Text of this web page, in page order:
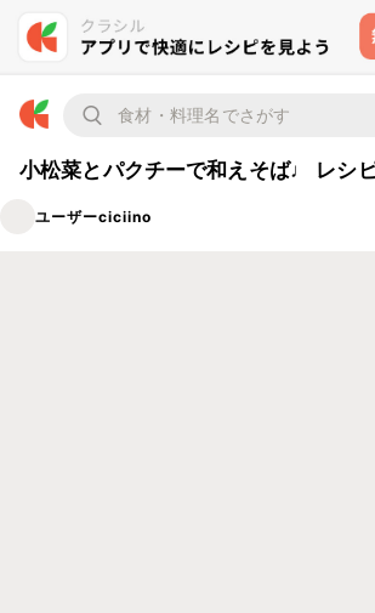
小松菜とパクチーで和えそば♩ レシ
ユーザーciciino